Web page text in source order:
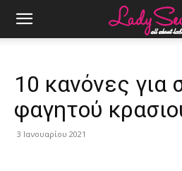
10 κανόνες για
φαγητού
3 Ιανουαρίου 2021